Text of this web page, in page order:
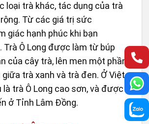
loại trà khác, tác dụng của trà
Từ các giá trị sức
giác hạnh phúc khi bạn
Ô Long được làm từ búp
của cây trà, lên men một phần,
trà xanh và trà đen. Ở Việt
là trà Ô Long cao sơn, và được
ở Tỉnh Lâm Đồng.